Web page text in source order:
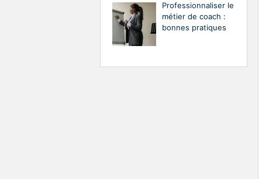
Professionnaliser le
métier de coach :
bonnes pratiques